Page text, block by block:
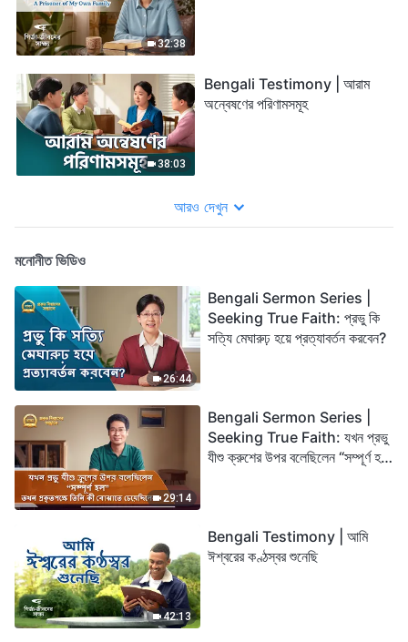
32:38
38:03
Bengali Testimony | আরাম
অন্বেষণের পরিণামসমূহ
আরও দেখুন
মনোনীত ভিডিও
26:44
Bengali Sermon Series |
Seeking True Faith: প্রভু কি
সত্যি মেঘারুঢ় হয়ে প্রত্যাবর্তন করবেন?
29:14
Bengali Sermon Series |
Seeking True Faith: যখন প্রভু
যীশু ক্রুশের উপর বলেছিলেন “সম্পূর্ণ হল”
42:13
Bengali Testimony | আমি
ঈশ্বরের কণ্ঠস্বর শুনেছি